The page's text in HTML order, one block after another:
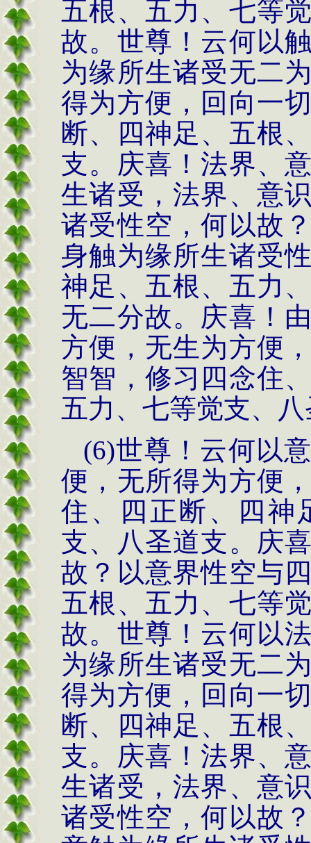
五根、五力、七等
故。世尊！云何以
为缘所生诸受无二
得为方便，回向一
断、四神足、五根
支。庆喜！法界、
生诸受，法界、意
诸受性空，何以故
身触为缘所生诸受
神足、五根、五力
无二分故。庆喜！
方便，无生为方便
智智，修习四念住
五力、七等觉支、
(6)世尊！云何以
便，无所得为方便
住、四正断、四神
支、八圣道支。庆
故？以意界性空与
五根、五力、七等
故。世尊！云何以
为缘所生诸受无二
得为方便，回向一
断、四神足、五根
支。庆喜！法界、
生诸受，法界、意
诸受性空，何以故